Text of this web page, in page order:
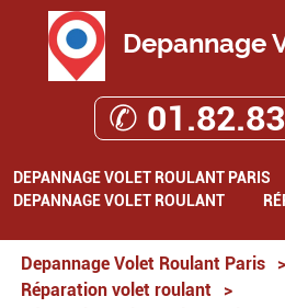
Depannage
✆
DEPANNAGE VOLET ROULANT PARIS
DEPANNAGE VOLET ROULANT
Depannage Volet Roulant Paris
>
Réparation volet roulant
>